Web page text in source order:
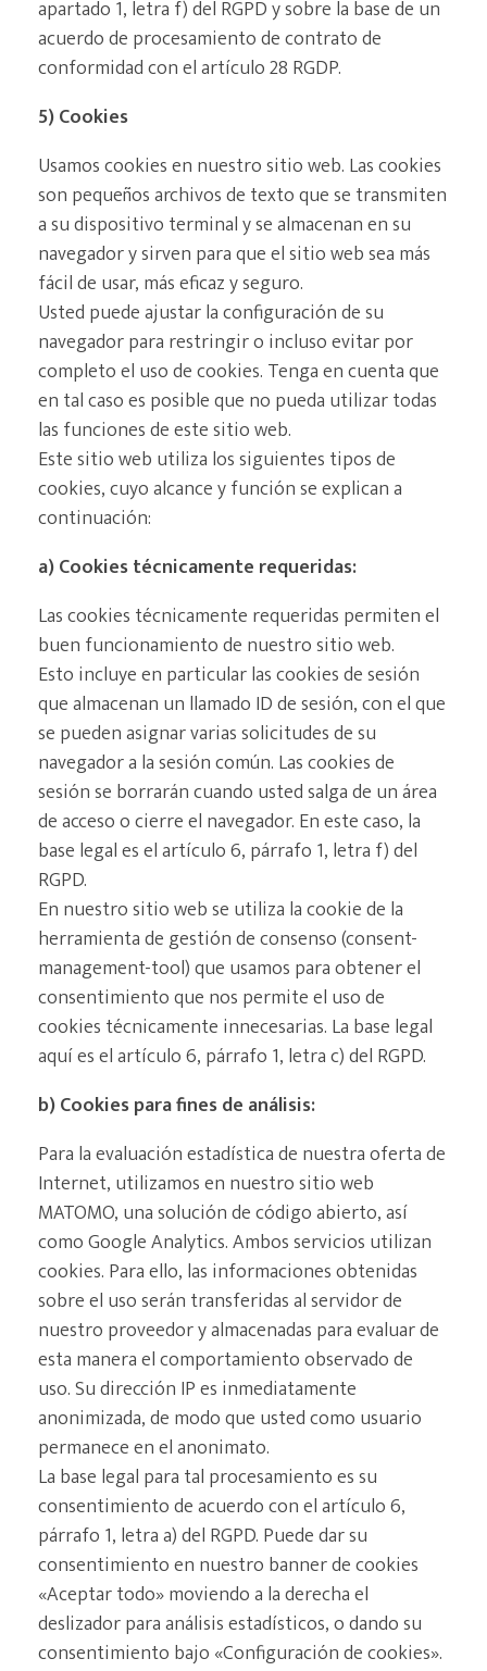
apartado 1, letra f) del RGPD y sobre la base de un
acuerdo de procesamiento de contrato de
conformidad con el artículo 28 RGDP.
5) Cookies
Usamos cookies en nuestro sitio web. Las cookies
son pequeños archivos de texto que se transmiten
a su dispositivo terminal y se almacenan en su
navegador y sirven para que el sitio web sea más
fácil de usar, más eficaz y seguro.
Usted puede ajustar la configuración de su
navegador para restringir o incluso evitar por
completo el uso de cookies. Tenga en cuenta que
en tal caso es posible que no pueda utilizar todas
las funciones de este sitio web.
Este sitio web utiliza los siguientes tipos de
cookies, cuyo alcance y función se explican a
continuación:
a) Cookies técnicamente requeridas:
Las cookies técnicamente requeridas permiten el
buen funcionamiento de nuestro sitio web.
Esto incluye en particular las cookies de sesión
que almacenan un llamado ID de sesión, con el que
se pueden asignar varias solicitudes de su
navegador a la sesión común. Las cookies de
sesión se borrarán cuando usted salga de un área
de acceso o cierre el navegador. En este caso, la
base legal es el artículo 6, párrafo 1, letra f) del
RGPD.
En nuestro sitio web se utiliza la cookie de la
herramienta de gestión de consenso (consent-
management-tool) que usamos para obtener el
consentimiento que nos permite el uso de
cookies técnicamente innecesarias. La base legal
aquí es el artículo 6, párrafo 1, letra c) del RGPD.
b) Cookies para fines de análisis:
Para la evaluación estadística de nuestra oferta de
Internet, utilizamos en nuestro sitio web
MATOMO, una solución de código abierto, así
como Google Analytics. Ambos servicios utilizan
cookies. Para ello, las informaciones obtenidas
sobre el uso serán transferidas al servidor de
nuestro proveedor y almacenadas para evaluar de
esta manera el comportamiento observado de
uso. Su dirección IP es inmediatamente
anonimizada, de modo que usted como usuario
permanece en el anonimato.
La base legal para tal procesamiento es su
consentimiento de acuerdo con el artículo 6,
párrafo 1, letra a) del RGPD. Puede dar su
consentimiento en nuestro banner de cookies
«Aceptar todo» moviendo a la derecha el
deslizador para análisis estadísticos, o dando su
consentimiento bajo «Configuración de cookies».